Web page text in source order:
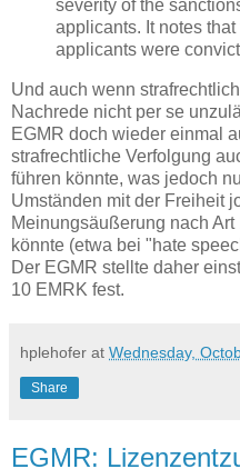
severity of the
applicants. It notes
applicants were
Und auch wenn
Nachrede nicht per se
EGMR doch wieder einmal
strafrechtliche Verfolgung
führen könnte, was jedoch
Umständen mit der Freiheit
Meinungsäußerung nach
könnte (etwa bei "hate
Der EGMR stellte daher
10 EMRK fest.
hplehofer at Wednesday,
Share
EGMR: